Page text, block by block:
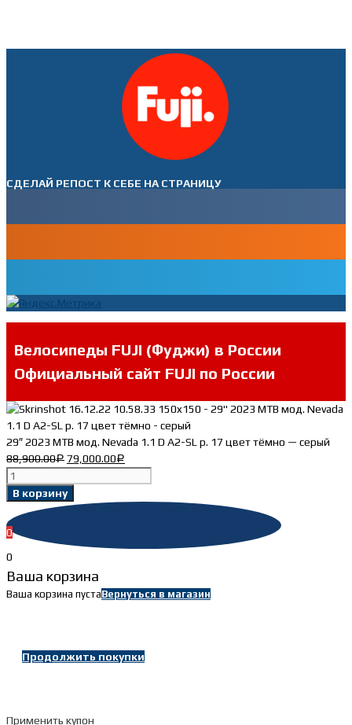
СДЕЛАЙ РЕПОСТ К СЕБЕ НА СТРАНИЦУ
Велосипеды FUJI (Фуджи) в России
Официальный сайт FUJI по России
29″ 2023 MTB мод. Nevada 1.1 D A2-SL р. 17 цвет тёмно — серый
88,900.00Р 79,000.00 Р
Количество
товара
2023
MTB
мод.
Nevada
1.1
-
В корзину
0
0
Ваша корзина
Ваша корзина пустаВернуться в магазин
Продолжить покупки
Применить купон